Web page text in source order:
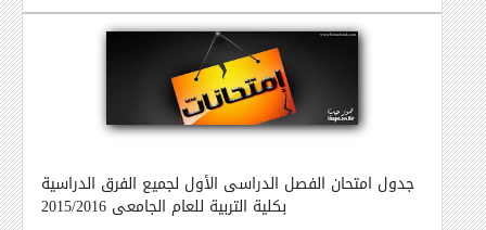
جدول امتحان الفصل الدراسى الأول لجميع الفرق الدراسية
بكلية التربية للعام الجامعى 2015/2016